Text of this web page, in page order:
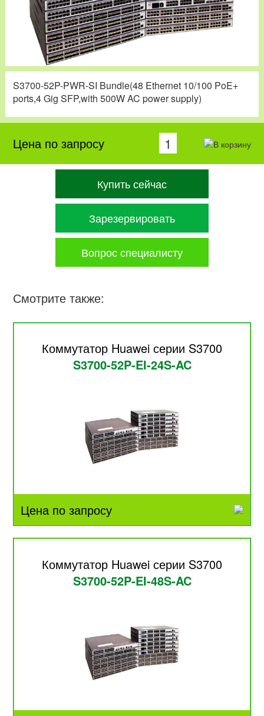
S3700-52P-PWR-SI Bundle(48 Ethernet 10/100 PoE+
ports,4 Gig SFP,with 500W AC power supply)
Цена по запросу
Купить сейчас
Зарезервировать
Вопрос специалисту
Смотрите также:
Коммутатор Huawei серии S3700
S3700-52P-EI-24S-AC
Цена по запросу
Коммутатор Huawei серии S3700
S3700-52P-EI-48S-AC